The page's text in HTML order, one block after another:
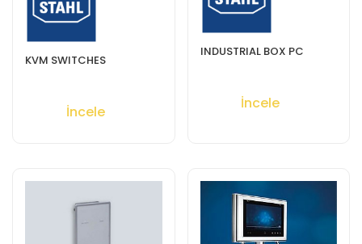
KVM SWITCHES
İncele
INDUSTRIAL BOX PC
İncele